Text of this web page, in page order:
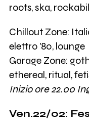
roots, ska,
Chillout Zone:
elettro '80, lounge
Garage Zone:
ethereal, ritual,
Inizio ore 22.00
Ven.22/02: